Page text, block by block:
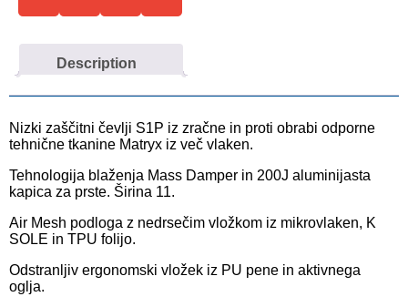
Description
Nizki zaščitni čevlji S1P iz zračne in proti obrabi odporne
tehnične tkanine Matryx iz več vlaken.
Tehnologija blaženja Mass Damper in 200J aluminijasta
kapica za prste. Širina 11.
Air Mesh podloga z nedrsečim vložkom iz mikrovlaken, K
SOLE in TPU folijo.
Odstranljiv ergonomski vložek iz PU pene in aktivnega
oglja.